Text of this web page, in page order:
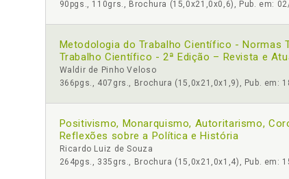
90pgs., 110grs., Brochura (15,0x21,0x0,6), Pub. em:
Metodologia do Trabalho Científico - Normas
Trabalho Científico - 2ª Edição – Revista e
Waldir de Pinho Veloso
366pgs., 407grs., Brochura (15,0x21,0x1,9), Pub. em:
Positivismo, Monarquismo, Autoritarismo,
Reflexões sobre a Política e História
Ricardo Luiz de Souza
264pgs., 335grs., Brochura (15,0x21,0x1,4), Pub. em: